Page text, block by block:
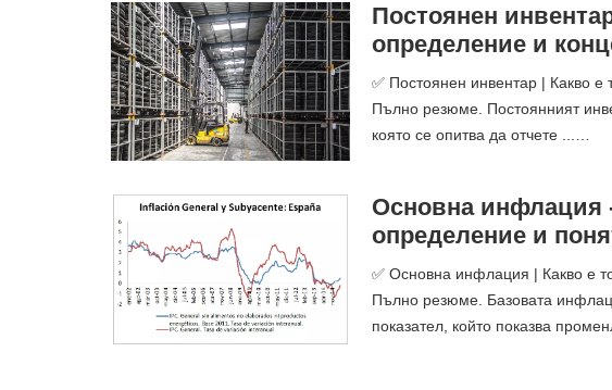
Постоянен
определение и
✅ Постоянен инвентар | Какво е
Пълно резюме. Постоянният
която се опитва да отчете ...…
Основна инфлация
определение и
✅ Основна инфлация | Какво е
Пълно резюме. Базовата
показател, който показва